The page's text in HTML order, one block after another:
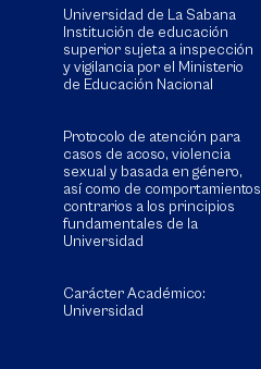
Universidad de La Sabana
Institución de educación
superior sujeta a inspección
y vigilancia por el Ministerio
de Educación Nacional
Protocolo de atención para
casos de acoso, violencia
sexual y basada en género,
así como de comportamientos
contrarios a los principios
fundamentales de la
Universidad
Carácter Académico:
Universidad